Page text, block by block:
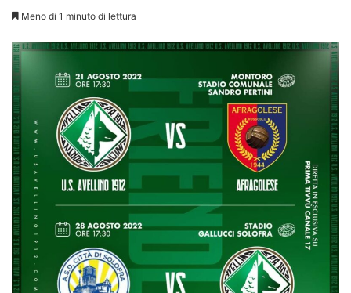
Meno di 1 minuto di lettura